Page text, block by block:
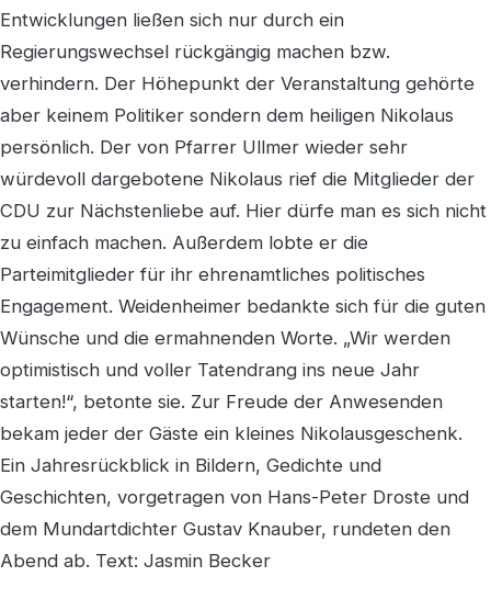
Entwicklungen ließen sich nur durch ein
Regierungswechsel rückgängig machen bzw.
verhindern. Der Höhepunkt der Veranstaltung gehörte
aber keinem Politiker sondern dem heiligen Nikolaus
persönlich. Der von Pfarrer Ullmer wieder sehr
würdevoll dargebotene Nikolaus rief die Mitglieder der
CDU zur Nächstenliebe auf. Hier dürfe man es sich nicht
zu einfach machen. Außerdem lobte er die
Parteimitglieder für ihr ehrenamtliches politisches
Engagement. Weidenheimer bedankte sich für die guten
Wünsche und die ermahnenden Worte. „Wir werden
optimistisch und voller Tatendrang ins neue Jahr
starten!“, betonte sie. Zur Freude der Anwesenden
bekam jeder der Gäste ein kleines Nikolausgeschenk.
Ein Jahresrückblick in Bildern, Gedichte und
Geschichten, vorgetragen von Hans-Peter Droste und
dem Mundartdichter Gustav Knauber, rundeten den
Abend ab. Text: Jasmin Becker